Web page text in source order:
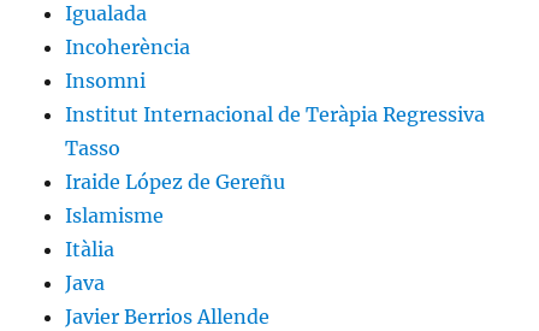
Igualada
Incoherència
Insomni
Institut Internacional de Teràpia Regressiva
Tasso
Iraide López de Gereñu
Islamisme
Itàlia
Java
Javier Berrios Allende